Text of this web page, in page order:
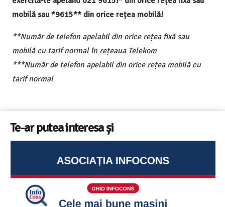
mobilă sau *9615** din orice rețea mobilă!
**Număr de telefon apelabil din orice rețea fixă sau
mobilă cu tarif normal în rețeaua Telekom
***Număr de telefon apelabil din orice rețea mobilă cu
tarif normal
Te-ar putea interesa și